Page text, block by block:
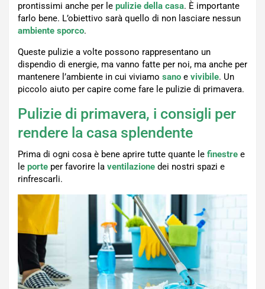
prontissimi anche per le pulizie della casa. È importante
farlo bene. L’obiettivo sarà quello di non lasciare nessun
ambiente sporco.
Queste pulizie a volte possono rappresentano un
dispendio di energie, ma vanno fatte per noi, ma anche per
mantenere l’ambiente in cui viviamo sano e vivibile. Un
piccolo aiuto per capire come fare le pulizie di primavera.
Pulizie di primavera, i consigli per
rendere la casa splendente
Prima di ogni cosa è bene aprire tutte quante le finestre e
le porte per favorire la ventilazione dei nostri spazi e
rinfrescarli.